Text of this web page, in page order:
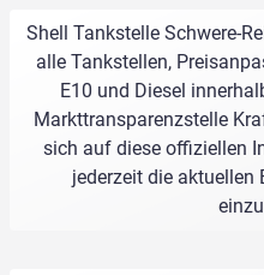
Shell Tankstelle Schwere-
alle Tankstellen,
E10 und Diesel
Markttransparenzstelle
sich auf diese offiziellen
jederzeit die aktuellen